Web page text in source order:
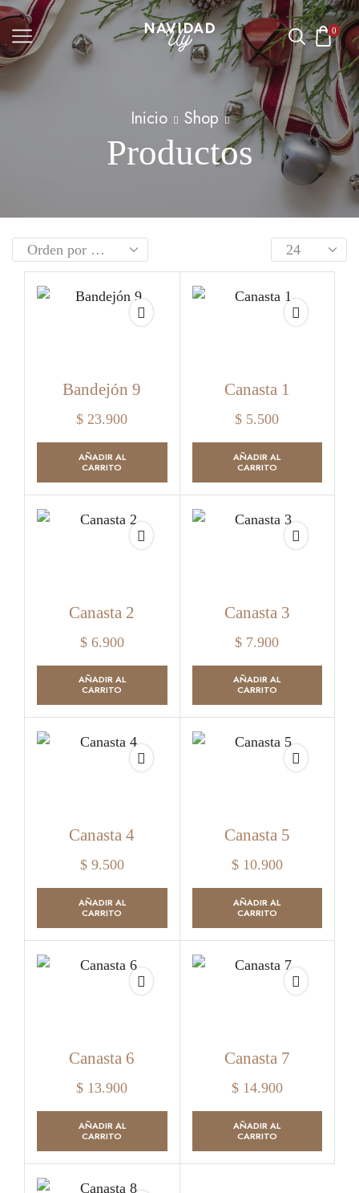
0
Inicio Shop
Productos
Bandejón 9
$ 23.900
AÑADIR AL
CARRITO
Canasta 1
$ 5.500
AÑADIR AL
CARRITO
Canasta 2
$6.900
AÑADIR AL
CARRITO
Canasta 3
$ 7.900
AÑADIR AL
CARRITO
Canasta 4
$9.500
AÑADIR AL
CARRITO
Canasta 5
$10.900
AÑADIR AL
CARRITO
Canasta 6
$ 13.900
AÑADIR AL
CARRITO
Canasta 7
$14.900
AÑADIR AL
CARRITO